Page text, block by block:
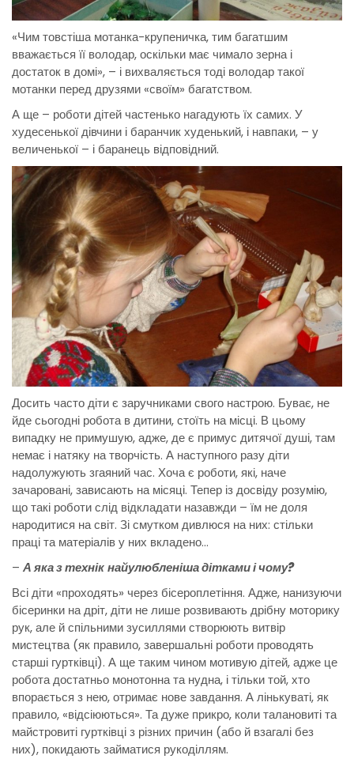
«Чим товстіша мотанка-крупеничка, тим багатшим
вважається її володар, оскільки має чимало зерна і
достаток в домі», – і вихваляється тоді володар такої
мотанки перед друзями «своїм» багатством.
А ще – роботи дітей частенько нагадують їх самих. У
худесенької дівчини і баранчик худенький, і навпаки, – у
величенької – і баранець відповідний.
Досить часто діти є заручниками свого настрою. Буває, не
йде сьогодні робота в дитини, стоїть на місці. В цьому
випадку не примушую, адже, де є примус дитячої душі, там
немає і натяку на творчість. А наступного разу діти
надолужують згаяний час. Хоча є роботи, які, наче
зачаровані, зависають на місяці. Тепер із досвіду розумію,
що такі роботи слід відкладати назавжди – їм не доля
народитися на світ. Зі смутком дивлюся на них: стільки
праці та матеріалів у них вкладено…
– А яка з технікнайулюбленіша дітками і чому?
Всі діти «проходять» через бісероплетіння. Адже, нанизуючи
бісеринки на дріт, діти не лише розвивають дрібну моторику
рук, але й спільними зусиллями створюють витвір
мистецтва (як правило, завершальні роботи проводять
старші гуртківці). А ще таким чином мотивую дітей, адже це
робота достатньо монотонна та нудна, і тільки той, хто
впорається з нею, отримає нове завдання. А лінькуваті, як
правило, «відсіюються». Та дуже прикро, коли талановиті та
майстровиті гуртківці з різних причин (або й взагалі без
них), покидають займатися рукоділлям.